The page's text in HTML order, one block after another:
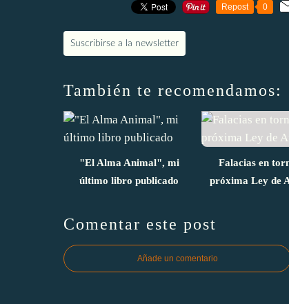
Repost 0
Suscribirse a la newsletter
También te recomendamos:
"El Alma Animal", mi
último libro publicado
Falacias en
próxima Ley de
Comentar este post
Añade un comentario